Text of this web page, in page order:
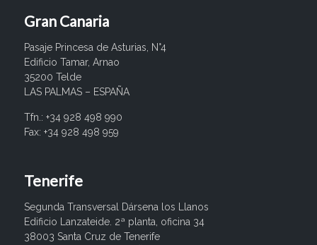
Gran Canaria
Pasaje Princesa de Asturias, N°4
Edificio Tamar, Arnao
35200 Telde
LAS PALMAS – ESPAÑA
Tfn.: +34 928 498 990
Fax: +34 928 498 959
Tenerife
Segunda Transversal Dársena los Llanos
Edificio Lanzateide. 2ª planta, oficina 34
38003 Santa Cruz de Tenerife